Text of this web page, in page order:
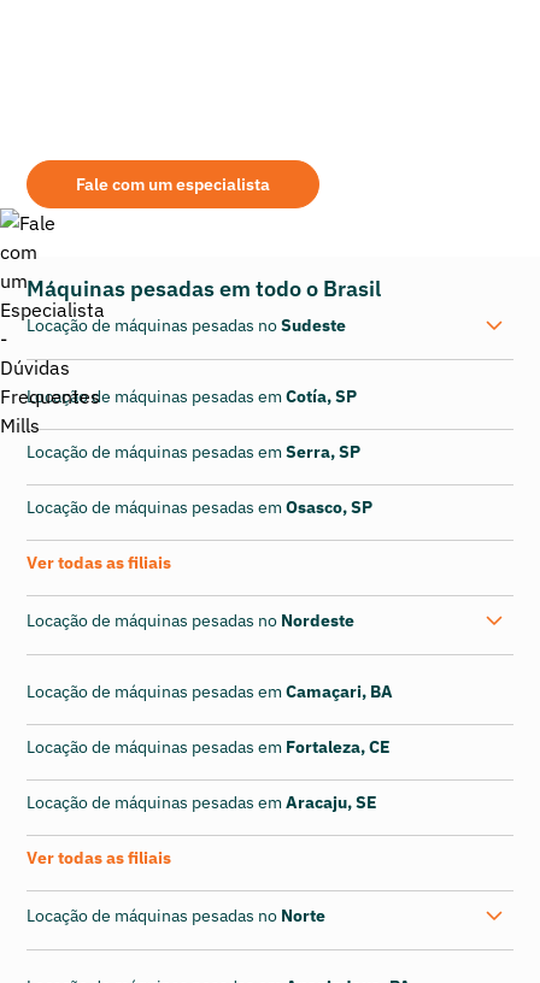
Fale com um especialista
Máquinas pesadas em todo o Brasil
Locação de máquinas pesadas noSudeste
Locação de máquinas pesadas emCotía, SP
Locação de máquinas pesadas emSerra, SP
Locação de máquinas pesadas emOsasco, SP
Ver todas as filiais
Locação de máquinas pesadas no Nordeste
Locação de máquinas pesadas emCamaçari, BA
Locação de máquinas pesadas em Fortaleza, CE
Locação de máquinas pesadas emAracaju, SE
Ver todas as filiais
Locação de máquinas pesadas no Norte